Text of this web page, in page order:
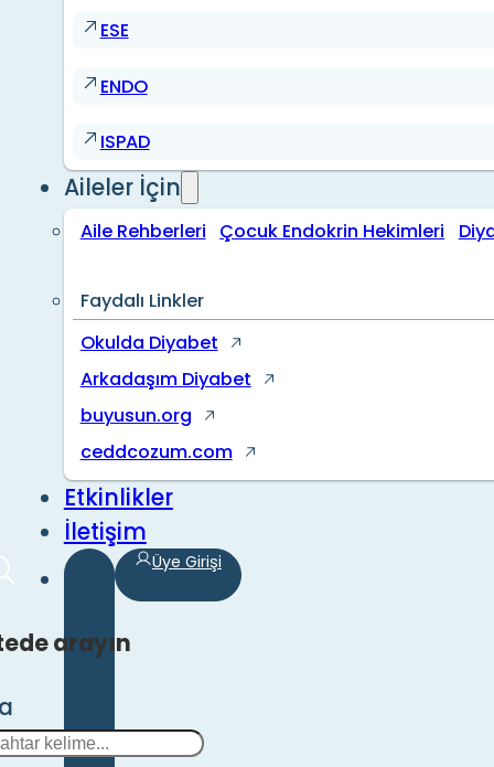
ESE
ENDO
ISPAD
Aileler İçin
Aile Rehberleri Çocuk Endokrin Hekimleri
Faydalı Linkler
Okulda Diyabet
Arkadaşım Diyabet
buyusun.org
ceddcozum.com
Etkinlikler
İletişim
arayın
Üye Girişi